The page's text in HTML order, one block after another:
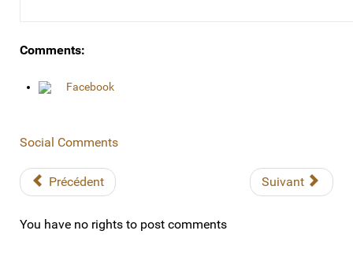
Comments:
Facebook
Social Comments
Précédent Suivant
You have no rights to post comments